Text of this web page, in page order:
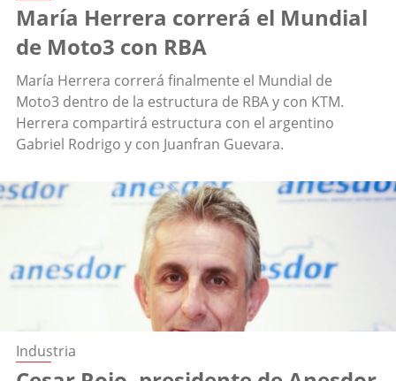
María Herrera correrá el Mundial
de Moto3 con RBA
María Herrera correrá finalmente el Mundial de
Moto3 dentro de la estructura de RBA y con KTM.
Herrera compartirá estructura con el argentino
Gabriel Rodrigo y con Juanfran Guevara.
Industria